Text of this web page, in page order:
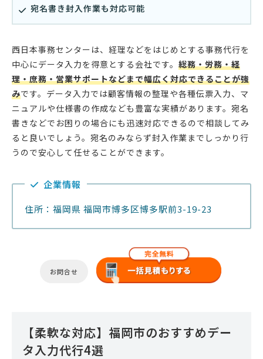
宛名書き封入作業も対応可能
西日本事務センターは、経理などをはじめとする事務代行を
中心にデータ入力を得意とする会社です。 総務・労務・経
理・庶務・営業サポートなどまで幅広く対応できることが強
みです。データ入力では顧客情報の整理や各種伝票入力、マ
ニュアルや仕様書の作成なども豊富な実績があります。宛名
書きなどでお困りの場合にも迅速対応できるので相談してみ
ると良いでしょう。宛名のみならず封入作業までしっかり行
うので安心して任せることができます。
企業情報
住所：福岡県 福岡市博多区博多駅前3-19-23
お問合せ
【柔軟な対応】福岡市のおすすめデー
タ入力代行4選